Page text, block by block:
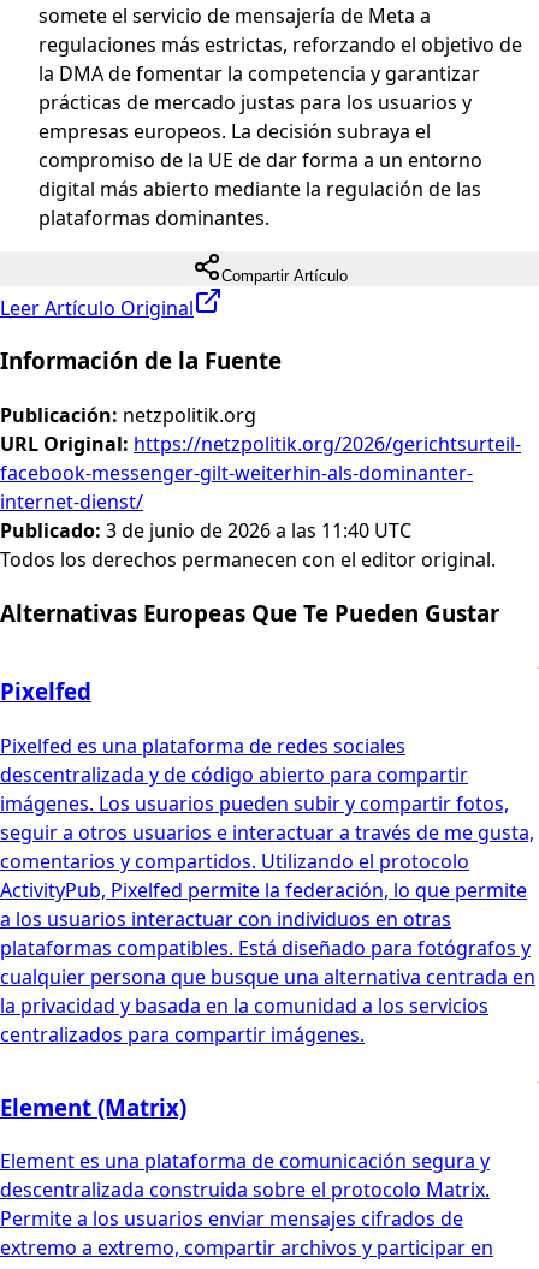
somete el servicio de mensajería de Meta a
regulaciones más estrictas, reforzando el objetivo de
la DMA de fomentar la competencia y garantizar
prácticas de mercado justas para los usuarios y
empresas europeos. La decisión subraya el
compromiso de la UE de dar forma a un entorno
digital más abierto mediante la regulación de las
plataformas dominantes.
Compartir Artículo
Leer Artículo Original
Información de la Fuente
Publicación: netzpolitik.org
URL Original: https://netzpolitik.org/2026/gerichtsurteil-
facebook-messenger-gilt-weiterhin-als-dominanter-
internet-dienst/
Publicado: 3 de junio de 2026 a las 11:40 UTC
Todos los derechos permanecen con el editor original.
Alternativas Europeas Que Te Pueden Gustar
Pixelfed
Pixelfed es una plataforma de redes sociales
descentralizada y de código abierto para compartir
imágenes. Los usuarios pueden subir y compartir fotos,
seguir a otros usuarios e interactuar a través de me gusta,
comentarios y compartidos. Utilizando el protocolo
ActivityPub, Pixelfed permite la federación, lo que permite
a los usuarios interactuar con individuos en otras
plataformas compatibles. Está diseñado para fotógrafos y
cualquier persona que busque una alternativa centrada en
la privacidad y basada en la comunidad a los servicios
centralizados para compartir imágenes.
Element (Matrix)
Element es una plataforma de comunicación segura y
descentralizada construida sobre el protocolo Matrix.
Permite a los usuarios enviar mensajes cifrados de
extremo a extremo, compartir archivos y participar en